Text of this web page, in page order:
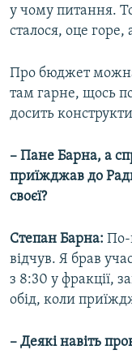
у чому питання.
сталося, оце
Про бюджет
там гарне, щось
досить
– Пане Барна, а
приїжджав до
своєї?
Степан Барна: По-
відчув. Я брав
з 8:30 у фракції,
обід, коли
– Деякі навіть